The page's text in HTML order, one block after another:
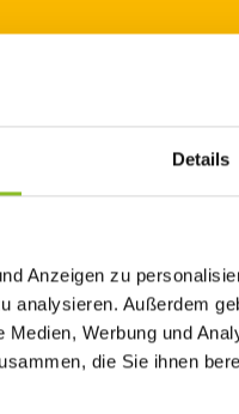
Details
Anzeigen zu
analysieren. Außerdem
Werbung und
die Sie ihnen
Marktgemeinde
Frastanzer Bevölkerung